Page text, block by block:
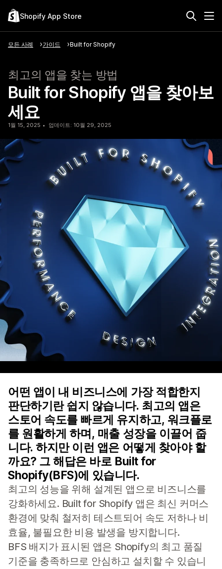
Shopify App Store
모든 사례 가이드 Built for Shopify
최고의 앱을 찾는 방법
Built for Shopify 앱을 찾아보
세요
1월 15, 2025 업데이트: 10월 29, 2025
어떤 앱이 내 비즈니스에 가장 적합한지
판단하기란 쉽지 않습니다. 최고의 앱은
스토어 속도를 빠르게 유지하고, 워크플로
를 원활하게 하며, 매출 성장을 이끌어 줍
니다. 하지만 이런 앱은 어떻게 찾아야 할
까요? 그 해답은 바로 Built for
Shopify(BFS)에 있습니다.
최고의 성능을 위해 설계된 앱으로 비즈니스를
강화하세요. Built for Shopify 앱은 최신 커머스
환경에 맞춰 철저히 테스트되어 속도 저하나 비
효율, 불필요한 비용 발생을 방지합니다.
BFS 배지가 표시된 앱은 Shopify의 최고 품질
기준을 충족하므로 안심하고 설치할 수 있습니